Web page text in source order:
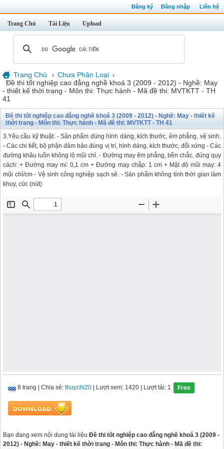
Đăng ký Đăng nhập Liên hệ
Trang Chủ Tài Liệu Upload
Trang Chủ › Chưa Phân Loại ›
Đề thi tốt nghiệp cao đẳng nghề khoá 3 (2009 - 2012) - Nghề: May
- thiết kế thời trang - Môn thi: Thực hành - Mã đề thi: MVTKTT - TH
41
Đề thi tốt nghiệp cao đẳng nghề khoá 3 (2009 - 2012) - Nghề: May - thiết kế
thời trang - Môn thi: Thực hành - Mã đề thi: MVTKTT - TH 41
3.Yêu cầu kỹ thuật: - Sản phẩm đúng hình dáng, kích thước, êm phẳng, vệ sinh.
- Các chi tiết, bộ phận đảm bảo đúng vị trí, hình dáng, kích thước, đối xứng - Các
đường khâu luồn không lộ mũi chỉ. - Đường may êm phẳng, bền chắc, đúng quy
cách: + Đường may mí: 0,1 cm + Đường may chắp: 1 cm + Mật độ mũi may: 4
mũi chỉ/cm - Vệ sinh công nghiệp sạch sẽ. - Sản phẩm không tính thời gian làm
khuy, cúc (nút)
8 trang Chia sẻ: thuychi20 | Lượt xem: 1420 | Lượt tải: 1 Free
Bạn đang xem nội dung tài liệu Đề thi tốt nghiệp cao đẳng nghề khoá 3 (2009 -
2012) - Nghề: May - thiết kế thời trang - Môn thi: Thực hành - Mã đề thi: